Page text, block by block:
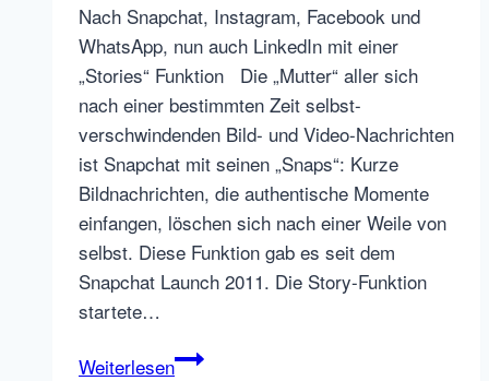
Nach Snapchat, Instagram, Facebook und
WhatsApp, nun auch LinkedIn mit einer
„Stories“ Funktion Die „Mutter“ aller sich
nach einer bestimmten Zeit selbst-
verschwindenden Bild- und Video-Nachrichten
ist Snapchat mit seinen „Snaps“: Kurze
Bildnachrichten, die authentische Momente
einfangen, löschen sich nach einer Weile von
selbst. Diese Funktion gab es seit dem
Snapchat Launch 2011. Die Story-Funktion
startete…
WeiterlesenSmartphone